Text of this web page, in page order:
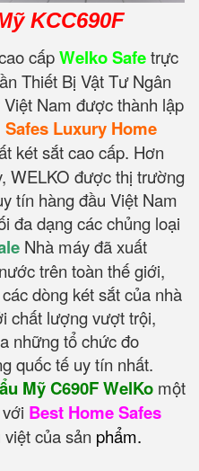
KCC690F
cấpWelko Safetrực
Thiết Bị Vật Tư Ngân
Nam được thành lập
Safes Luxury Home
két sắt cao cấp. Hơn
WELKO được thị trường
tín hàng đầu Việt Nam
đa dạng các chủng loại
Nhà máy đã xuất
trên toàn thế giới,
dòng két sắt của nhà
chất lượng vượt trội,
những tổ chức đo
quốc tế uy tín nhất.
Mỹ C690F WelKo một
Best Home Safes
của sản phẩm.